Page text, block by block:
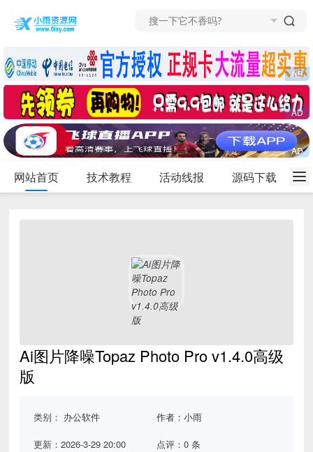
网站首页 技术教程 活动线报 源码下载
Ai图片降噪Topaz Photo Pro v1.4.0高级
版
类别： 办公软件 作者：小雨
更新：2026-3-29 20:00 点评：0 条